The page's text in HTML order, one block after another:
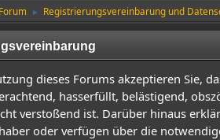
► Registrierungsvereinbarung und
dieses Forums akzeptieren Sie,
hasserfüllt, belästigend,
verstoßend ist. Darüber hinaus
oder verfügen über die